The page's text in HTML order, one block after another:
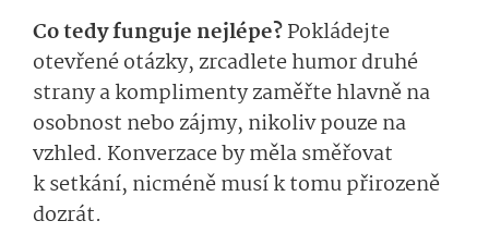
Co tedy funguje nejlépe?Pokládejte
otevřené otázky, zrcadlete humor druhé
strany a komplimenty zaměřte hlavně na
osobnost nebo zájmy, nikoliv pouze na
vzhled. Konverzace by měla směřovat
k setkání, nicméně musí k tomu přirozeně
dozrát.